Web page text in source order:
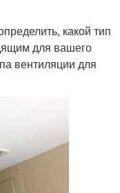
какой тип
для вашего
вентиляции для